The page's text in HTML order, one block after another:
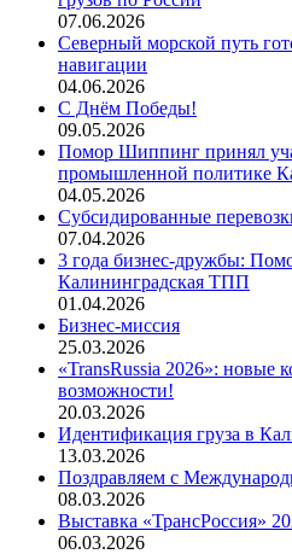
07.06.2026
Северный морской путь
навигации
04.06.2026
С Днём Победы!
09.05.2026
Помор Шиппинг принял
промышленной политике
04.05.2026
Субсидированные
07.04.2026
3 года бизнес-дружбы:
Калининградская ТПП
01.04.2026
Бизнес-миссия
25.03.2026
«TransRussia 2026»: новые
возможности!
20.03.2026
Идентификация груза в
13.03.2026
Поздравляем с
08.03.2026
Выставка «ТрансРоссия»
06.03.2026